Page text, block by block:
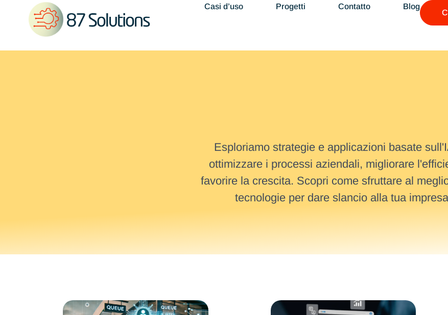
Casi d’uso Progetti Contatto Blog
Esploriamo strategie e applicazioni basate
ottimizzare i processi aziendali, migliorare
favorire la crescita. Scopri come sfruttare al
tecnologie per dare slancio alla tua